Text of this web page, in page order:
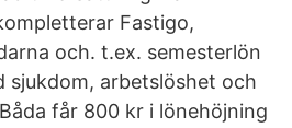
Fastigo,
och. t.ex. semesterlön
sjukdom, arbetslöshet och
får 800 kr i lönehöjning